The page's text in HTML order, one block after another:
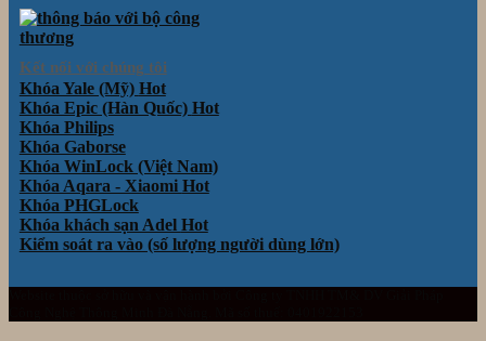
Kết nối với chúng tôi
Khóa Yale (Mỹ)
Khóa Epic (Hàn Quốc)
Khóa Philips
Khóa Gaborse
Khóa WinLock (Việt Nam)
Khóa Aqara - Xiaomi
Khóa PHGLock
Khóa khách sạn Adel
Kiểm soát ra vào (số lượng người dùng lớn)